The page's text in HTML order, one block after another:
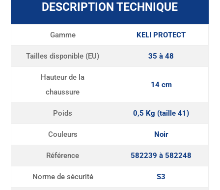
DESCRIPTION TECHNIQUE
Gamme KELI PROTECT
Tailles disponible (EU) 35 à 48
Hauteur de la
chaussure
14 cm
Poids 0,5 Kg (taille 41)
Couleurs Noir
Référence 582239 à 582248
Norme de sécurité S3